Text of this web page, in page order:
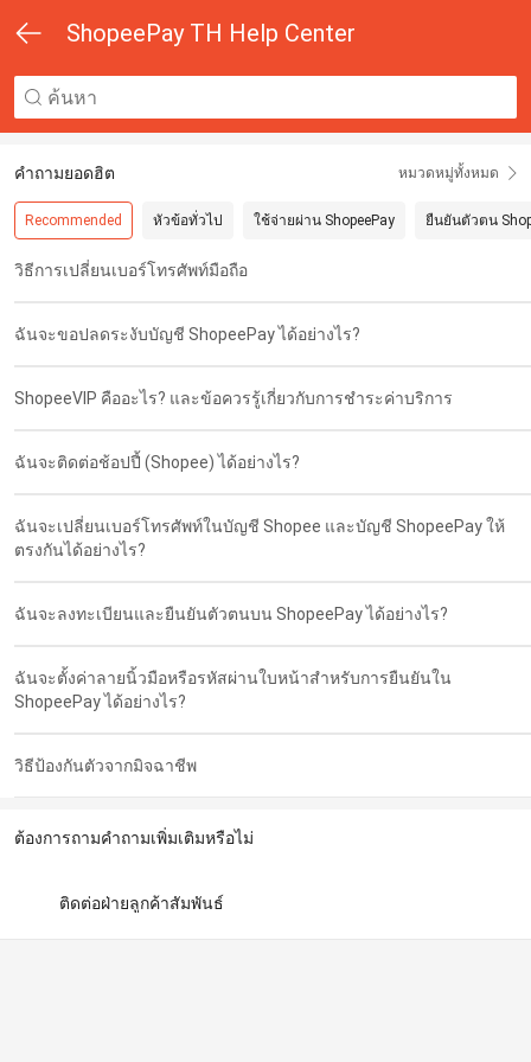
ShopeePay TH Help Center
คำถามยอดฮิต หมวดหมู่ทั้งหมด
Recommended หัวข้อทั่วไป ใช้จ่ายผ่าน ShopeePay ยืนยันตัวตน
วิธีการเปลี่ยนเบอร์โทรศัพท์มือถือ
ฉันจะขอปลดระงับบัญชี ShopeePay ได้อย่างไร?
ShopeeVIP คืออะไร? และข้อควรรู้เกี่ยวกับการชำระค่าบริการ
ฉันจะติดต่อช้อปปี้ (Shopee) ได้อย่างไร?
ฉันจะเปลี่ยนเบอร์โทรศัพท์ในบัญชี Shopee และบัญชี ShopeePay ให้
ตรงกันได้อย่างไร?
ฉันจะลงทะเบียนและยืนยันตัวตนบน ShopeePay ได้อย่างไร?
ฉันจะตั้งค่าลายนิ้วมือหรือรหัสผ่านใบหน้าสำหรับการยืนยันใน
ShopeePay ได้อย่างไร?
วิธีป้องกันตัวจากมิจฉาชีพ
ต้องการถามคำถามเพิ่มเติมหรือไม่
ติดต่อฝ่ายลูกค้าสัมพันธ์